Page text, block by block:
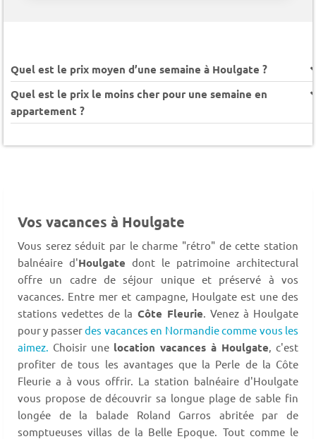
Quel est le prix moyen d’une semaine à Houlgate ?
Quel est le prix le moins cher pour une semaine en
appartement ?
Vos vacances à Houlgate
Vous serez séduit par le charme "rétro" de cette station
balnéaire d'Houlgate dont le patrimoine architectural
offre un cadre de séjour unique et préservé à vos
vacances. Entre mer et campagne, Houlgate est une des
stations vedettes de la Côte Fleurie . Venez à Houlgate
pour y passerdes vacances en Normandie comme vous les
aimez. Choisir une location vacances à Houlgate , c'est
profiter de tous les avantages que la Perle de la Côte
Fleurie a à vous offrir. La station balnéaire d'Houlgate
vous propose de découvrir sa longue plage de sable fin
longée de la balade Roland Garros abritée par de
somptueuses villas de la Belle Epoque. Tout comme le